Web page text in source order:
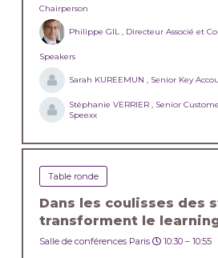
Chairperson
Philippe GIL , Directeur Associé et
Speakers
Sarah KUREEMUN , Senior Key
Stéphanie VERRIER , Senior
Speexx
Table ronde
Dans les coulisses des
transforment le
Salle de conférences Paris 10:30 –10:55